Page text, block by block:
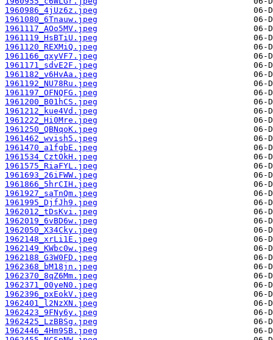
1960986_4jUz6z.jpeg
1961080_6Tnauw.jpeg
1961117_AOo5MV.jpeg
1961119_HsBTiU.jpeg
1961120_REXMiQ.jpeg
1961166_qxyVF7.jpeg
1961171_sdvE2F.jpeg
1961182_v6HvAa.jpeg
1961192_NU78Ru.jpeg
1961197_OFNQFG.jpeg
1961200_B01hCS.jpeg
1961212_kue4Vd.jpeg
1961222_Hi0Mre.jpeg
1961250_QBNqoK.jpeg
1961462_wvish5.jpeg
1961470_a1fgbE.jpeg
1961534_CztOkH.jpeg
1961575_RiaFYL.jpeg
1961693_26iFWW.jpeg
1961866_5hrCIH.jpeg
1961927_saTnQm.jpeg
1961995_DjfJh9.jpeg
1962012_tDsKvi.jpeg
1962019_6vBD6w.jpeg
1962050_X34Cky.jpeg
1962148_xrLi1E.jpeg
1962149_KWbc0w.jpeg
1962188_G3W0FD.jpeg
1962368_bM18jn.jpeg
1962370_8qZ6Mm.jpeg
1962371_00yeN0.jpeg
1962396_pxEokV.jpeg
1962401_l2NzXN.jpeg
1962423_9FNy6y.jpeg
1962425_LzBBSg.jpeg
1962446_4Hm9SB.jpeg